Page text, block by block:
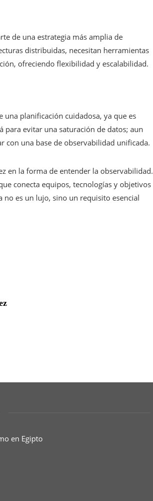
de una estrategia más amplia de
distribuidas, necesitan herramientas
ofreciendo flexibilidad y escalabilidad.
una planificación cuidadosa, ya que es
evitar una saturación de datos; aun
con una base de observabilidad unificada.
en la forma de entender la observabilidad.
conecta equipos, tecnologías y objetivos
no es un lujo, sino un requisito esencial
en Egipto